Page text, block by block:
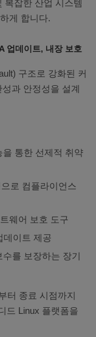
복잡한 산업 시스템
게 합니다.
업데이트, 내장 보호
구조로 강화된 커
과 안정성을 설계
통한 선제적 취약
로 컴플라이언스
웨어 보호 도구
데이트 제공
를 보장하는 장기
터 종료 시점까지
드 Linux 플랫폼을